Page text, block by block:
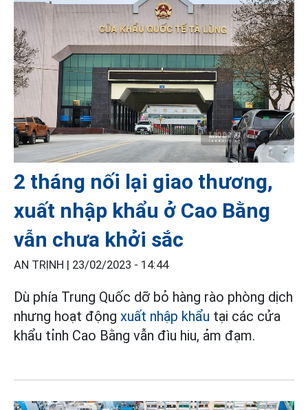
2 tháng nối lại giao thương,
xuất nhập khẩu ở Cao Bằng
vẫn chưa khởi sắc
AN TRỊNH | 23/02/2023 - 14:44
Dù phía Trung Quốc dỡ bỏ hàng rào phòng dịch
nhưng hoạt động xuất nhập khẩu tại các cửa
khẩu tỉnh Cao Bằng vẫn đìu hiu, ảm đạm.